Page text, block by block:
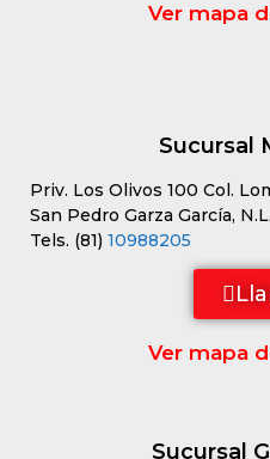
Ver mapa
Sucursal
Priv. Los Olivos 100 Col.
San Pedro Garza García, N.L.
Tels. (81) 10988205
Ver mapa
Sucursal